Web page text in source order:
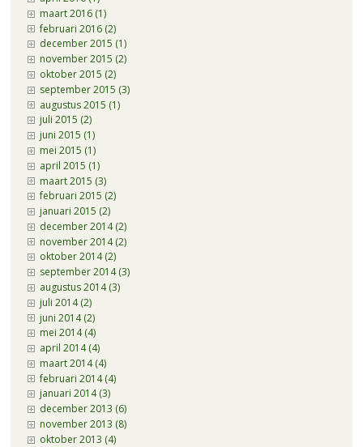
maart 2016 (1)
februari 2016 (2)
december 2015 (1)
november 2015 (2)
oktober 2015 (2)
september 2015 (3)
augustus 2015 (1)
juli 2015 (2)
juni 2015 (1)
mei 2015 (1)
april 2015 (1)
maart 2015 (3)
februari 2015 (2)
januari 2015 (2)
december 2014 (2)
november 2014 (2)
oktober 2014 (2)
september 2014 (3)
augustus 2014 (3)
juli 2014 (2)
juni 2014 (2)
mei 2014 (4)
april 2014 (4)
maart 2014 (4)
februari 2014 (4)
januari 2014 (3)
december 2013 (6)
november 2013 (8)
oktober 2013 (4)